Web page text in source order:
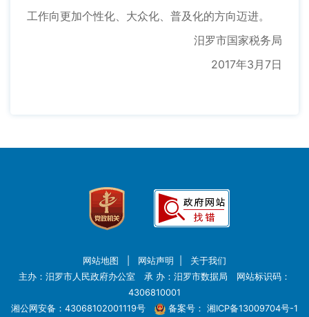
工作向更加个性化、大众化、普及化的方向迈进。
汨罗市国家税务局
2017年3月7日
网站地图 网站声明
关于我们
主办：汨罗市人民政府办公室 承 办：汨罗市数据局 网站标识码：
4306810001
湘公网安备：43068102001119号
备案号： 湘ICP备13009704号-1